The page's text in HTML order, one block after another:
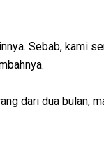
Sebab, kami
dari dua bulan,